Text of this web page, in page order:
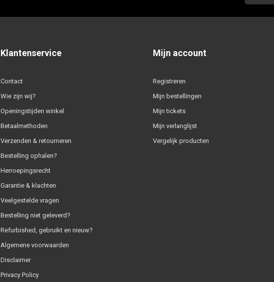
Klantenservice
Contact
Wie zijn wij?
Openingstijden winkel
Betaalmethoden
Verzenden & retourneren
Bestelling ophalen?
Herroepingsrecht
Garantie & klachten
Veelgestelde vragen
Bestelling niet geleverd?
Refurbished, gebruikt en nieuw?
Algemene voorwaarden
Disclaimer
Privacy Policy
Mijn account
Registreren
Mijn bestellingen
Mijn tickets
Mijn verlanglijst
Vergelijk producten